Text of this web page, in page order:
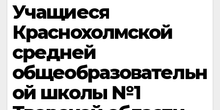
Учащиеся
Краснохолмской
средней
общеобразовательн
ой школы №1